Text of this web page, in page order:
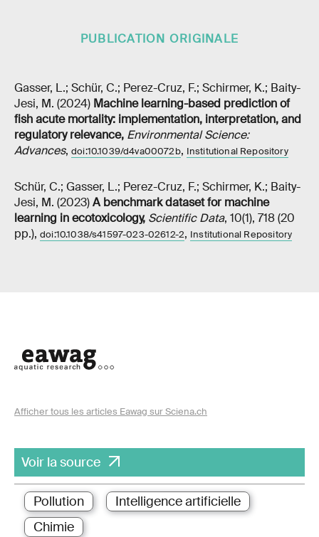
PUBLICATION ORIGINALE
Gasser, L.; Schür, C.; Perez-Cruz, F.; Schirmer, K.; Baity-
Jesi, M. (2024) Machine learning-based prediction of
fish acute mortality: implementation, interpretation, and
regulatory relevance, Environmental Science:
Advances, doi:10.1039/d4va00072b, Institutional Repository
Schür, C.; Gasser, L.; Perez-Cruz, F.; Schirmer, K.; Baity-
Jesi, M. (2023)A benchmark dataset for machine
learning in ecotoxicology, Scientific Data, 10(1), 718 (20
pp.), doi:10.1038/s41597-023-02612-2, Institutional Repository
Afficher tous les articles Eawag sur Sciena.ch
Voir la source
Pollution
Intelligence artificielle
Chimie